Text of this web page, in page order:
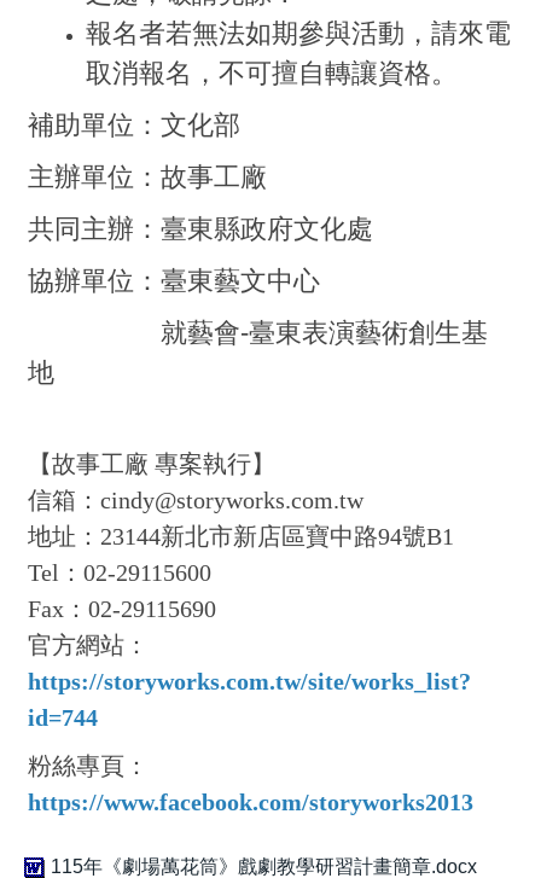
報名者若無法如期參與活動，請來電
取消報名，不可擅自轉讓資格。
補助單位：文化部
主辦單位：故事工廠
共同主辦：臺東縣政府文化處
協辦單位：臺東藝文中心
就藝會-臺東表演藝術創生基
地
【故事工廠 專案執行】
信箱：cindy@storyworks.com.tw
地址：23144新北市新店區寶中路94號B1
Tel：02-29115600
Fax：02-29115690
官方網站：
https://storyworks.com.tw/site/works_list?
id=744
粉絲專頁：
https://www.facebook.com/storyworks2013
115年《劇場萬花筒》戲劇教學研習計畫簡章.docx